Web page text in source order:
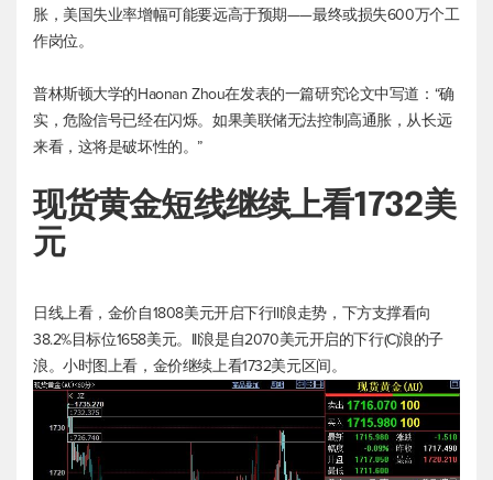
胀，美国失业率增幅可能要远高于预期——最终或损失600万个工
作岗位。
普林斯顿大学的Haonan Zhou在发表的一篇研究论文中写道：“确
实，危险信号已经在闪烁。如果美联储无法控制高通胀，从长远
来看，这将是破坏性的。”
现货黄金短线继续上看1732美
元
日线上看，金价自1808美元开启下行III浪走势，下方支撑看向
38.2%目标位1658美元。III浪是自2070美元开启的下行(C)浪的子
浪。小时图上看，金价继续上看1732美元区间。